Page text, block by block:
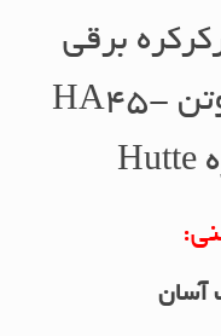
برقی
توبولار هیوت 60 نیوتن HA45-
آسان